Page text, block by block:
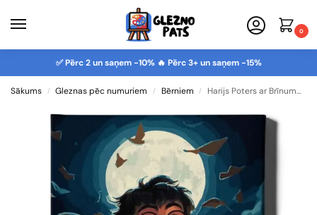
0
✅ Pērc 2 un saņem -10% 🔥 Pērc 3+ un saņem -15%
Sākums / Gleznas pēc numuriem / Bērniem / Harijs Poters ar Brīnumu grāmatu